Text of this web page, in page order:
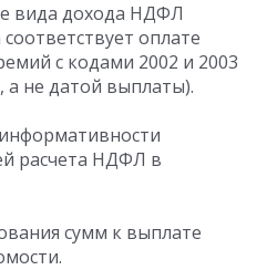
вида дохода НДФЛ
оплате
с кодами 2002 и 2003
а не датой выплаты).
расчета НДФЛ в
сумм к выплате